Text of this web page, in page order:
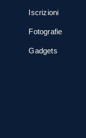
Iscrizioni
Fotografie
Gadgets